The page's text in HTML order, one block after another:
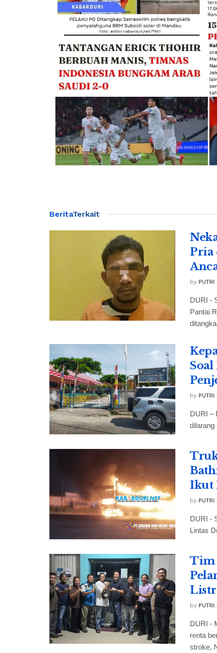
BeritaTerkait
Pria
by PUTRI
DURI -
Pantai
by PUTRI
DURI –
dilarang
Ikut
by PUTRI
DURI -
Lintas
Tim
by PUTRI
DURI -
renta
stroke,